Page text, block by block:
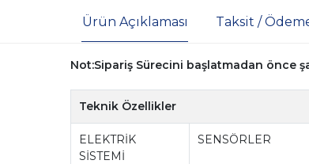
Ürün Açıklaması Taksit /
Not:Sipariş Sürecini başlatmadan önce
Teknik Özellikler
ELEKTRİK
SİSTEMİ
SENSÖRLER